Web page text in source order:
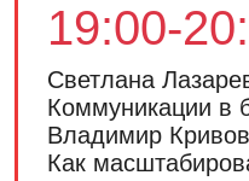
19:00-
Светлана
Коммуникации в
Владимир Кривов
Как